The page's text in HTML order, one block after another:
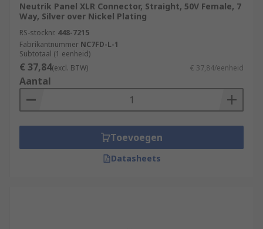
Neutrik Panel XLR Connector, Straight, 50V Female, 7
Way, Silver over Nickel Plating
RS-stocknr. 448-7215
Fabrikantnummer NC7FD-L-1
Subtotaal (1 eenheid)
€ 37,84(excl. BTW) € 37,84/eenheid
Aantal
Toevoegen
Datasheets